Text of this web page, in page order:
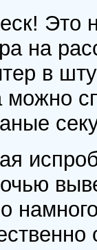
Это
на
в
можно